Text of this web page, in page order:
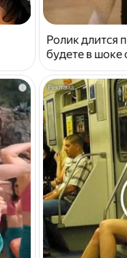
Ролик длится
будете в шоке
i